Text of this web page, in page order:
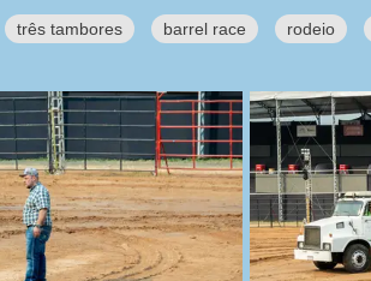
três tambores barrel race rodeio